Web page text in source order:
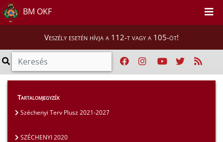
BM OKF
Veszély esetén hívja a 112-t vagy a 105-öt!
Szakmai tájékoztatók
SZÉCHENYI 2020
Tartalomjegyzék
Széchenyi Terv Plusz 2021-2027
SZÉCHENYI 2020